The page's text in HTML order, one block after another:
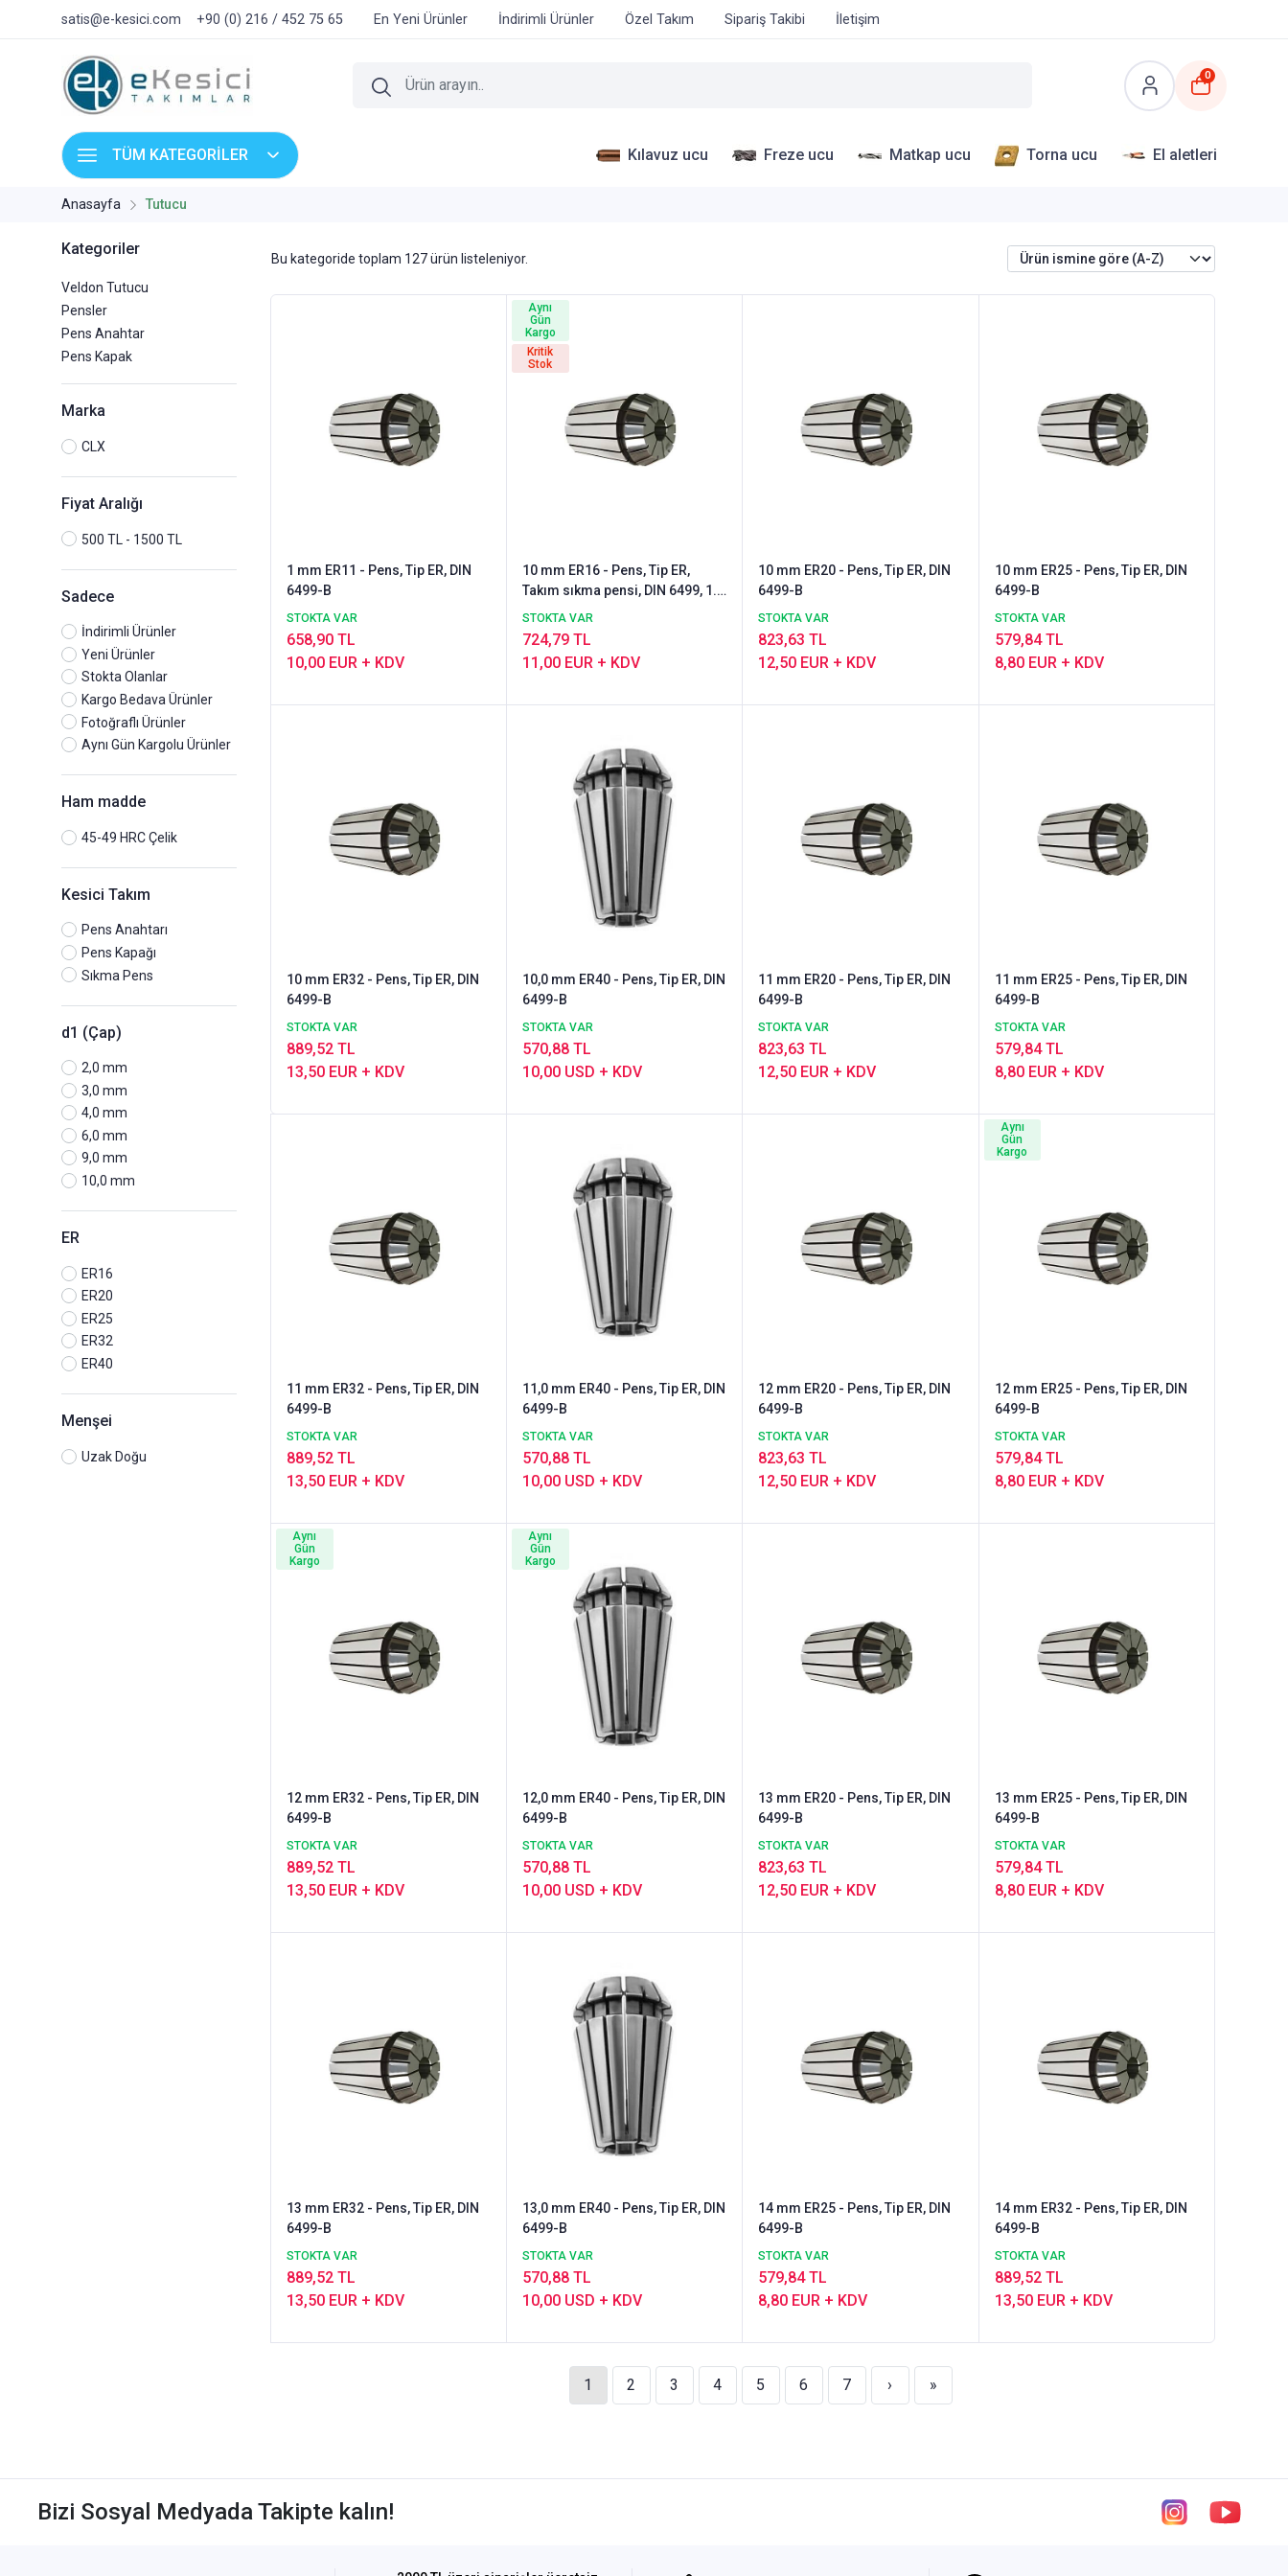
satis@e-kesici.com +90 (0) 216 / 452 75 65 En Yeni Ürünler İndirimli Ürünler Özel Takım Sipariş Takibi İletişim
0
TÜM KATEGORİLER Kılavuz ucu Freze ucu Matkap ucu Torna ucu El aletleri
Anasayfa Tutucu
Kategoriler
Veldon Tutucu
Pensler
Pens Anahtar
Pens Kapak
Marka
CLX
Fiyat Aralığı
500 TL - 1500 TL
Sadece
İndirimli Ürünler
Yeni Ürünler
Stokta Olanlar
Kargo Bedava Ürünler
Fotoğraflı Ürünler
Aynı Gün Kargolu Ürünler
Ham madde
45-49 HRC Çelik
Kesici Takım
Pens Anahtarı
Pens Kapağı
Sıkma Pens
d1 (Çap)
2,0 mm
3,0 mm
4,0 mm
6,0 mm
9,0 mm
10,0 mm
ER
ER16
ER20
ER25
ER32
ER40
Menşei
Uzak Doğu
Bu kategoride toplam 127ürün listeleniyor.
1 mm ER11 - Pens, Tip ER, DIN
6499-B
STOKTA VAR
10,00 EUR + KDV
658,90 TL
10 mm ER16 - Pens, Tip ER,
Takım sıkma pensi, DIN 6499, 1.
Sinif
STOKTA VAR
11,00 EUR + KDV
724,79 TL
Aynı
Gün
Kargo
Kritik
Stok
10 mm ER20 - Pens, Tip ER, DIN
6499-B
STOKTA VAR
12,50 EUR + KDV
823,63 TL
10 mm ER25 - Pens, Tip ER, DIN
6499-B
STOKTA VAR
8,80 EUR + KDV
579,84 TL
10 mm ER32 - Pens, Tip ER, DIN
6499-B
STOKTA VAR
13,50 EUR + KDV
889,52 TL
10,0 mm ER40 - Pens, Tip ER, DIN
6499-B
STOKTA VAR
10,00 USD + KDV
570,88 TL
11 mm ER20 - Pens, Tip ER, DIN
6499-B
STOKTA VAR
12,50 EUR + KDV
823,63 TL
11 mm ER25 - Pens, Tip ER, DIN
6499-B
STOKTA VAR
8,80 EUR + KDV
579,84 TL
11 mm ER32 - Pens, Tip ER, DIN
6499-B
STOKTA VAR
13,50 EUR + KDV
889,52 TL
11,0 mm ER40 - Pens, Tip ER, DIN
6499-B
STOKTA VAR
10,00 USD + KDV
570,88 TL
12 mm ER20 - Pens, Tip ER, DIN
6499-B
STOKTA VAR
12,50 EUR + KDV
823,63 TL
12 mm ER25 - Pens, Tip ER, DIN
6499-B
STOKTA VAR
8,80 EUR + KDV
579,84 TL
Aynı
Gün
Kargo
12 mm ER32 - Pens, Tip ER, DIN
6499-B
STOKTA VAR
13,50 EUR + KDV
889,52 TL
Aynı
Gün
Kargo
12,0 mm ER40 - Pens, Tip ER, DIN
6499-B
STOKTA VAR
10,00 USD + KDV
570,88 TL
Aynı
Gün
Kargo
13 mm ER20 - Pens, Tip ER, DIN
6499-B
STOKTA VAR
12,50 EUR + KDV
823,63 TL
13 mm ER25 - Pens, Tip ER, DIN
6499-B
STOKTA VAR
8,80 EUR + KDV
579,84 TL
13 mm ER32 - Pens, Tip ER, DIN
6499-B
STOKTA VAR
13,50 EUR + KDV
889,52 TL
13,0 mm ER40 - Pens, Tip ER, DIN
6499-B
STOKTA VAR
10,00 USD + KDV
570,88 TL
14 mm ER25 - Pens, Tip ER, DIN
6499-B
STOKTA VAR
8,80 EUR + KDV
579,84 TL
14 mm ER32 - Pens, Tip ER, DIN
6499-B
STOKTA VAR
13,50 EUR + KDV
889,52 TL
1 2 3 4 5 6 7 › »
Bizi Sosyal Medyada Takipte kalın!